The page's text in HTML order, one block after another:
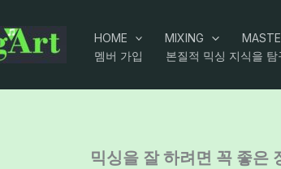
HOME MIXING
멤버 가입
본질적 믹싱 지식을
믹싱을 잘 하려면 꼭 좋은